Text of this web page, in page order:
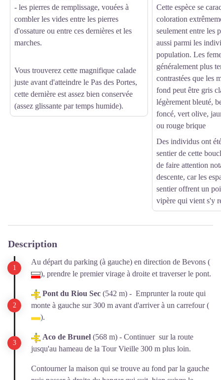
- les pierres de remplissage, vouées à
combler les vides entre les pierres
d'ossature ou entre ces dernières et les
marches.
Vous trouverez cette magnifique calade
juste avant d'atteindre le Pas des Portes,
cette dernière est assez bien conservée
(assez glissante par temps humide).
Cette espèce se
coloration
seulement entre les
aussi parmi les
population. Les
généralement plus
contrastées que les
fond peut être gris
légèrement bleuté,
foncé, vert olive,
ou rouge brique
Des individus ont
sentier de cette
de faire attention
descente, car les
sentier offrent un
vipère qui vient s'y
Description
Au départ du parking (à gauche) en direction de Bevons (
), prendre le premier virage à droite et traverser le pont.
Pont du Riou Sec (542 m) - Emprunter la route qui
monte à gauche sur 300 m avant d'arriver à un carrefour (
).
Aco de Brunel (568 m) - Continuer sur la route
jusqu'au hameau de la Tour Vieille 300 m plus loin.
Contourner la maison qui se trouve au fond par la gauche